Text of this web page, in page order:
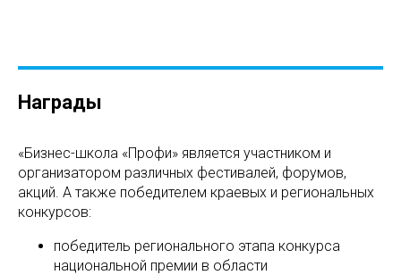
Награды
«Бизнес-школа «Профи» является участником и
организатором различных фестивалей, форумов,
акций. А также победителем краевых и региональных
конкурсов:
победитель регионального этапа конкурса
национальной премии в области